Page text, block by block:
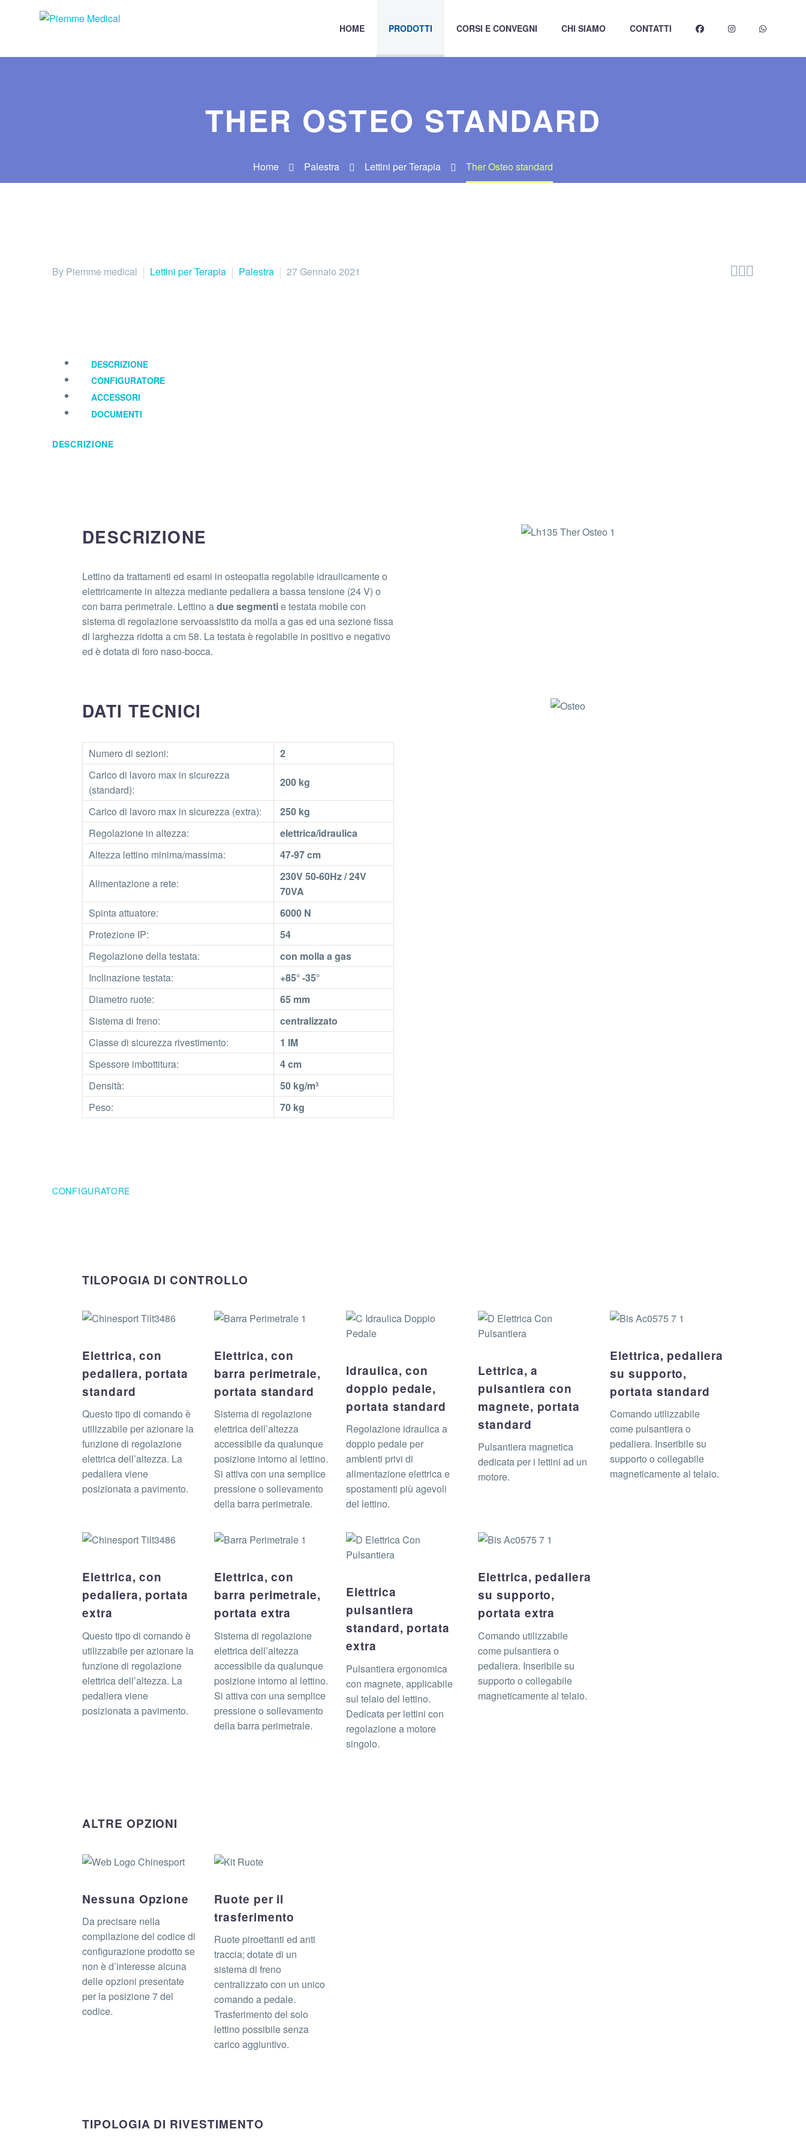
HOME PRODOTTI CORSI E CONVEGNI CHI SIAMO CONTATTI
THER OSTEO STANDARD
Home Palestra Lettini per Terapia Ther Osteo standard

By Piemme medical Lettini per Terapia Palestra 27 Gennaio 2021
DESCRIZIONE
CONFIGURATORE
ACCESSORI
DOCUMENTI
DESCRIZIONE
DESCRIZIONE
Lettino da trattamenti ed esami in osteopatia regolabile idraulicamente o
elettricamente in altezza mediante pedaliera a bassa tensione (24 V) o
con barra perimetrale. Lettino adue segmentie testata mobile con
sistema di regolazione servoassistito da molla a gas ed una sezione fissa
di larghezza ridotta a cm 58. La testata è regolabile in positivo e negativo
ed è dotata di foro naso-bocca.
DATI TECNICI
Numero di sezioni:
2
Carico di lavoro max in sicurezza
(standard):
200 kg
Carico di lavoro max in sicurezza (extra):
250 kg
Regolazione in altezza:
elettrica/idraulica
Altezza lettino minima/massima:
47-97 cm
Alimentazione a rete:
230V 50-60Hz / 24V
70VA
Spinta attuatore:
6000 N
Protezione IP:
54
Regolazione della testata:
con molla a gas
Inclinazione testata:
+85° -35°
Diametro ruote:
65 mm
Sistema di freno:
centralizzato
Classe di sicurezza rivestimento:
1 IM
Spessore imbottitura:
4 cm
Densità:
50 kg/m³
Peso:
70 kg
CONFIGURATORE
TILOPOGIA DI CONTROLLO
Elettrica, con
pedaliera, portata
standard
Questo tipo di comando è
utilizzabile per azionare la
funzione di regolazione
elettrica dell’altezza. La
pedaliera viene
posizionata a pavimento.
Elettrica, con
barra perimetrale,
portata standard
Sistema di regolazione
elettrica dell’altezza
accessibile da qualunque
posizione intorno al lettino.
Si attiva con una semplice
pressione o sollevamento
della barra perimetrale.
Idraulica, con
doppio pedale,
portata standard
Regolazione idraulica a
doppio pedale per
ambienti privi di
alimentazione elettrica e
spostamenti più agevoli
del lettino.
Lettrica, a
pulsantiera con
magnete, portata
standard
Pulsantiera magnetica
dedicata per i lettini ad un
motore.
Elettrica, pedaliera
su supporto,
portata standard
Comando utilizzabile
come pulsantiera o
pedaliera. Inseribile su
supporto o collegabile
magneticamente al telaio.
Elettrica, con
pedaliera, portata
extra
Questo tipo di comando è
utilizzabile per azionare la
funzione di regolazione
elettrica dell’altezza. La
pedaliera viene
posizionata a pavimento.
Elettrica, con
barra perimetrale,
portata extra
Sistema di regolazione
elettrica dell’altezza
accessibile da qualunque
posizione intorno al lettino.
Si attiva con una semplice
pressione o sollevamento
della barra perimetrale.
Elettrica
pulsantiera
standard, portata
extra
Pulsantiera ergonomica
con magnete, applicabile
sul telaio del lettino.
Dedicata per lettini con
regolazione a motore
singolo.
Elettrica, pedaliera
su supporto,
portata extra
Comando utilizzabile
come pulsantiera o
pedaliera. Inseribile su
supporto o collegabile
magneticamente al telaio.
ALTRE OPZIONI
Nessuna Opzione
Da precisare nella
compilazione del codice di
configurazione prodotto se
non è d’interesse alcuna
delle opzioni presentate
per la posizione 7 del
codice.
Ruote per il
trasferimento
Ruote piroettanti ed anti
traccia; dotate di un
sistema di freno
centralizzato con un unico
comando a pedale.
Trasferimento del solo
lettino possibile senza
carico aggiuntivo.
TIPOLOGIA DI RIVESTIMENTO